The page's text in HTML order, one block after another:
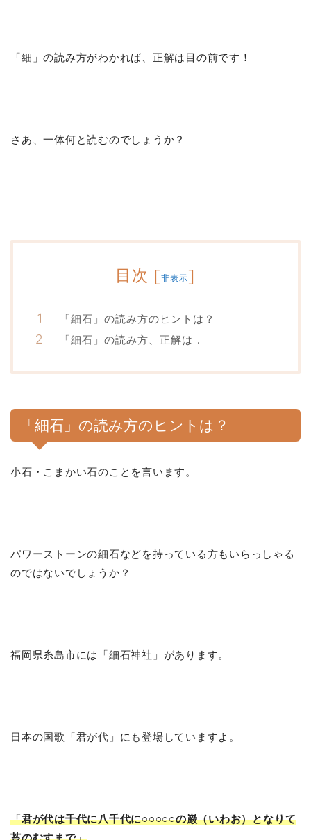
「細」の読み方がわかれば、正解は目の前です！
さあ、一体何と読むのでしょうか？
目次 [非表示]
「細石」の読み方のヒントは？
「細石」の読み方、正解は……
「細石」の読み方のヒントは？
小石・こまかい石のことを言います。
パワーストーンの細石などを持っている方もいらっしゃる
のではないでしょうか？
福岡県糸島市には「細石神社」があります。
日本の国歌「君が代」にも登場していますよ。
「君が代は千代に八千代に○○○○○の巌（いわお）となりて